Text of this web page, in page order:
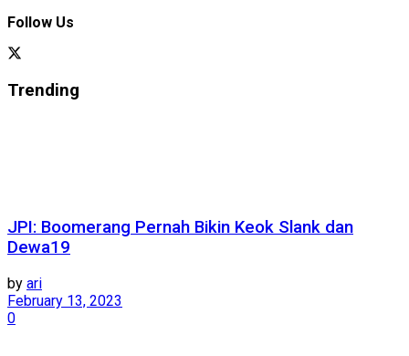
Follow Us
Trending
JPI: Boomerang Pernah Bikin Keok Slank dan
Dewa19
by ari
February 13, 2023
0